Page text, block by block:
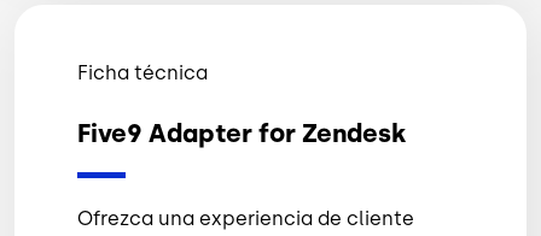
Ficha técnica
Five9 Adapter for Zendesk
Ofrezca una experiencia de cliente